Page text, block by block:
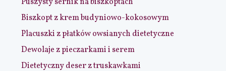
Biszkopt z krem budyniowo-kokosowym
Placuszki z płatków owsianych dietetyczne
Dewolaje z pieczarkami i serem
Dietetyczny deser z truskawkami